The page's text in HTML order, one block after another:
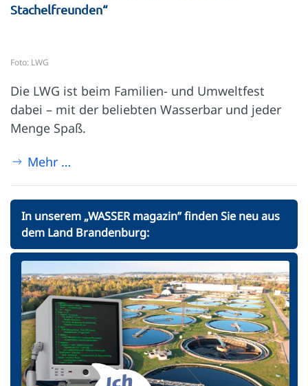
Stachelfreunden“
Foto: LWG
Die LWG ist beim Familien- und Umweltfest
dabei – mit der beliebten Wasserbar und jeder
Menge Spaß.
Mehr …
In unserem „WASSER magazin” finden Sie neu aus
dem Land Brandenburg: